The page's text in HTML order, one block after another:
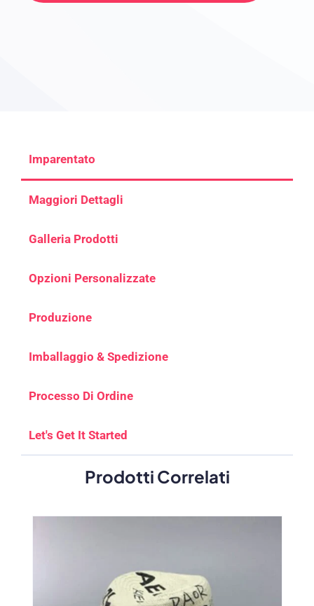
Imparentato
Maggiori Dettagli
Galleria Prodotti
Opzioni Personalizzate
Produzione
Imballaggio & Spedizione
Processo Di Ordine
Let's Get It Started
Prodotti Correlati